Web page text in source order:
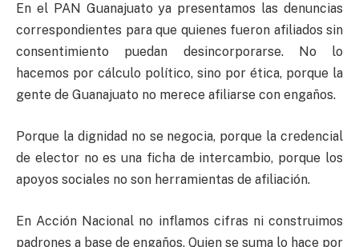
En el PAN Guanajuato ya presentamos las denuncias
correspondientes para que quienes fueron afiliados sin
consentimiento puedan desincorporarse. No lo
hacemos por cálculo político, sino por ética, porque la
gente de Guanajuato no merece afiliarse con engaños.
Porque la dignidad no se negocia, porque la credencial
de elector no es una ficha de intercambio, porque los
apoyos sociales no son herramientas de afiliación.
En Acción Nacional no inflamos cifras ni construimos
padrones a base de engaños. Quien se suma lo hace por